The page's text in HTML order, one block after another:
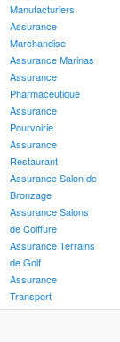
Manufacturiers
Assurance
Marchandise
Assurance Marinas
Assurance
Pharmaceutique
Assurance
Pourvoirie
Assurance
Restaurant
Assurance Salon de
Bronzage
Assurance Salons
de Coiffure
Assurance Terrains
de Golf
Assurance
Transport